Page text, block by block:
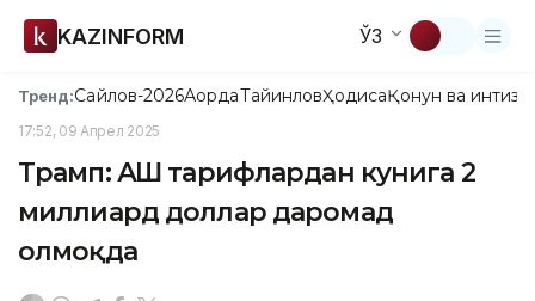
KAZINFORM ЎЗ
Тренд:Сайлов-2026АқордаТайинловҲодисаҚонун ва
17:52, 09 Апрел 2025
Трамп: АҚШ тарифлардан кунига 2
миллиард доллар даромад
олмоқда